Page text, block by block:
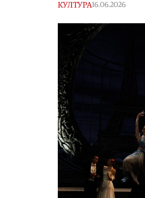
КУЛТУРА16.06.2026